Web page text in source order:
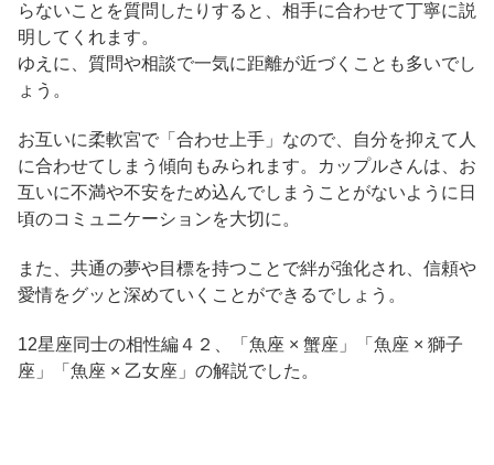
らないことを質問したりすると、相手に合わせて丁寧に説
明してくれます。
ゆえに、質問や相談で一気に距離が近づくことも多いでし
ょう。
お互いに柔軟宮で「合わせ上手」なので、自分を抑えて人
に合わせてしまう傾向もみられます。カップルさんは、お
互いに不満や不安をため込んでしまうことがないように日
頃のコミュニケーションを大切に。
また、共通の夢や目標を持つことで絆が強化され、信頼や
愛情をグッと深めていくことができるでしょう。
12星座同士の相性編４２、「魚座 × 蟹座」「魚座 × 獅子
座」「魚座 × 乙女座」の解説でした。